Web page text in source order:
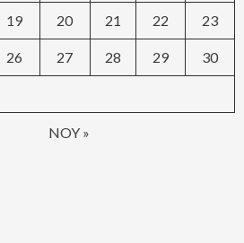
NOY »
19 20 21 22 23
26 27 28 29 30